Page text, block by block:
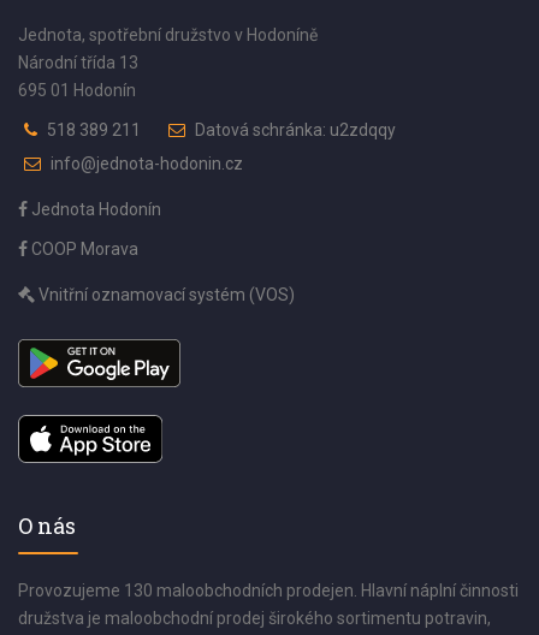
Jednota, spotřební družstvo v Hodoníně
Národní třída 13
695 01 Hodonín
518 389 211
Datová schránka: u2zdqqy
info@jednota-hodonin.cz
Jednota Hodonín
COOP Morava
Vnitřní oznamovací systém (VOS)
O nás
Provozujeme 130 maloobchodních prodejen. Hlavní náplní činnosti
družstva je maloobchodní prodej širokého sortimentu potravin,